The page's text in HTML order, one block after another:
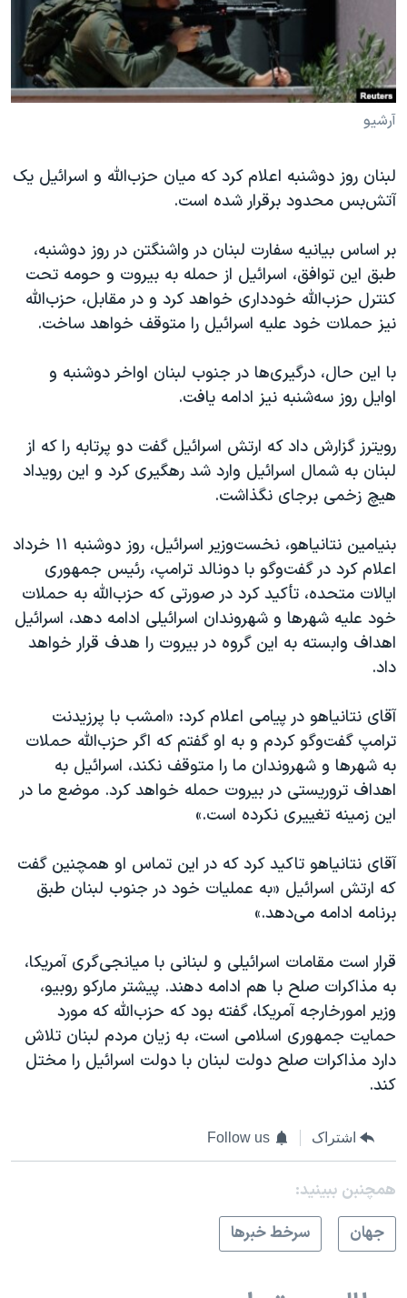
فرهنگ و زندگی
حقوق شهروندی
اقتصادی
علم و فناوری
گالری عکس
آرشیو پخش زنده
انتخابات ریاست جمهوری آمریکا ۲۰۲۴
حمله جمهوری اسلامی به اسرائیل
رمز مهسا
اعتراضات زن، زندگی، آزادی
مجموعه مستندهای دادخواهی
تریبونال مردمی آبان ۹۸
دادگاه حمید نوری
چهل سال گروگان‌گیری
اعتراضات مردمی آبان ۹۸
اسرائیل در جنگ
نرگس محمدی برنده جایزه نوبل صلح
همایش محافظه‌کاران آمریکا «سی‌پک»
صفحه‌های ویژه
سفر پرزیدنت ترامپ به چین
آرشیو
لبنان روز دوشنبه اعلام کرد که میان حزب‌الله و اسرائیل یک
آتش‌بس محدود برقرار شده است.
بر اساس بیانیه سفارت لبنان در واشنگتن در روز دوشنبه،
طبق این توافق، اسرائیل از حمله به بیروت و حومه تحت
کنترل حزب‌الله خودداری خواهد کرد و در مقابل، حزب‌الله
نیز حملات خود علیه اسرائیل را متوقف خواهد ساخت.
با این حال، درگیری‌ها در جنوب لبنان اواخر دوشنبه و
اوایل روز سه‌شنبه نیز ادامه یافت.
رویترز گزارش داد که ارتش اسرائيل گفت دو پرتابه را که از
لبنان به شمال اسرائيل وارد شد رهگیری کرد و این رویداد
هیچ زخمی برجای نگذاشت.
بنیامین نتانیاهو، نخست‌وزیر اسرائیل، روز دوشنبه ۱۱ خرداد
اعلام کرد در گفت‌وگو با دونالد ترامپ، رئیس جمهوری
ایالات متحده، تأکید کرد در صورتی که حزب‌الله به حملات
خود علیه شهرها و شهروندان اسرائیلی ادامه دهد، اسرائیل
اهداف وابسته به این گروه در بیروت را هدف قرار خواهد
داد.
آقای نتانیاهو در پیامی اعلام کرد: «امشب با پرزیدنت
ترامپ گفت‌وگو کردم و به او گفتم که اگر حزب‌الله حملات
به شهرها و شهروندان ما را متوقف نکند، اسرائیل به
اهداف تروریستی در بیروت حمله خواهد کرد. موضع ما در
این زمینه تغییری نکرده است.»
آقای نتانیاهو تاکید کرد که در این تماس او همچنین گفت
که ارتش اسرائیل «به عملیات خود در جنوب لبنان طبق
برنامه ادامه می‌دهد.»
قرار است مقامات اسرائيلی و لبنانی با میانجی‌گری آمریکا،
به مذاکرات صلح با هم ادامه دهند. پیشتر مارکو روبیو،
وزیر امورخارجه آمریکا، گفته بود که حزب‌الله که مورد
حمایت جمهوری اسلامی است، به زیان مردم لبنان تلاش
دارد مذاکرات صلح دولت لبنان با دولت اسرائيل را مختل
کند.
اشتراک Follow us
همچنبن ببینید:
جهان
سرخط خبرها